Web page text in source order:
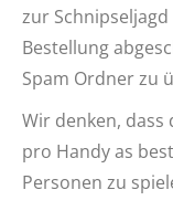
zur
Bestellung
Spam Ordner zu
Wir denken, dass
pro Handy as
Personen zu